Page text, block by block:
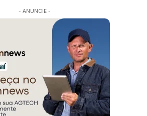
- ANUNCIE -